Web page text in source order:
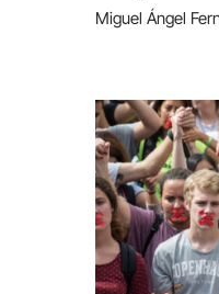
Miguel Ángel